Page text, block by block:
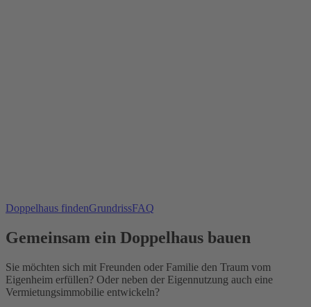
Doppelhaus findenGrundrissFAQ
Gemeinsam ein Doppelhaus bauen
Sie möchten sich mit Freunden oder Familie den Traum vom
Eigenheim erfüllen? Oder neben der Eigennutzung auch eine
Vermietungsimmobilie entwickeln?